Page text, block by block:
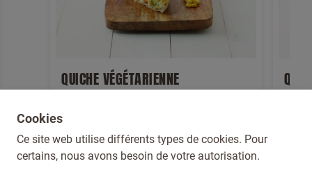
QUICHE VÉGÉTARIENNE
Voir le produit
Cookies
Ce site web utilise différents types de cookies. Pour
certains, nous avons besoin de votre autorisation.